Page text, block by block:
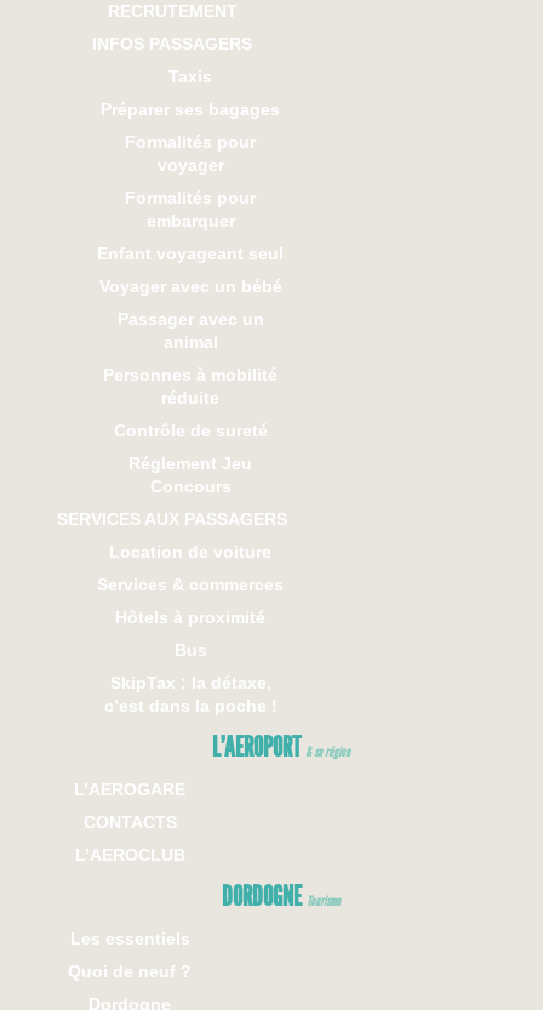
RECRUTEMENT
INFOS PASSAGERS
Taxis
Préparer ses bagages
Formalités pour
voyager
Formalités pour
embarquer
Enfant voyageant seul
Voyager avec un bébé
Passager avec un
animal
Personnes à mobilité
réduite
Contrôle de sureté
Réglement Jeu
Concours
SERVICES AUX PASSAGERS
Location de voiture
Services & commerces
Hôtels à proximité
Bus
SkipTax : la détaxe,
c’est dans la poche !
L’AEROPORT& sa région
L’AEROGARE
CONTACTS
L’AEROCLUB
DORDOGNE Tourisme
Les essentiels
Quoi de neuf ?
Dordogne